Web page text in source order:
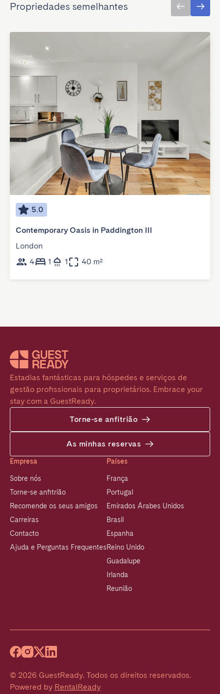
Propriedades semelhantes
5.0
Contemporary Oasis in Paddington III
London
4
1 1 40 m²
Estadias fantásticas para hóspedes e serviços de
gestão profissionais para proprietários. Embrace your
stay com a GuestReady.
Torne-se anfitrião
As minhas reservas
Empresa
Sobre nós
Torne-se anfitrião
Recomende os seus amigos
Carreiras
Contacto
Ajuda e Perguntas Frequentes
Países
França
Portugal
Emirados Árabes Unidos
Brasil
Espanha
Reino Unido
Guadalupe
Irlanda
Reunião
© 2026 GuestReady. Todos os direitos reservados.
Powered by RentalReady